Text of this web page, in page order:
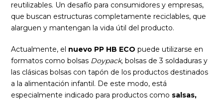
reutilizables. Un desafío para consumidores y empresas,
que buscan estructuras completamente reciclables, que
alarguen y mantengan la vida útil del producto.
Actualmente, el nuevo PP HB ECO puede utilizarse en
formatos como bolsas Doypack, bolsas de 3 soldaduras y
las clásicas bolsas con tapón de los productos destinados
a la alimentación infantil. De este modo, está
especialmente indicado para productos como salsas,